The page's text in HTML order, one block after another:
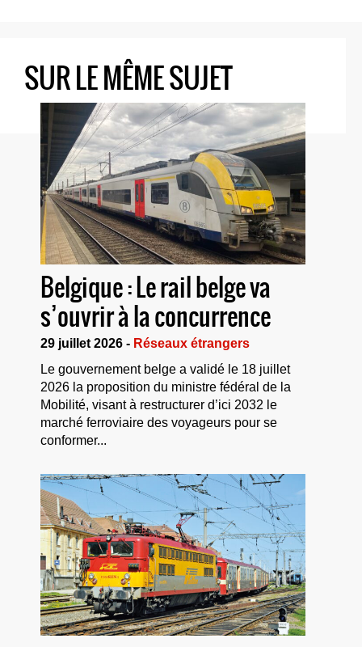
SUR LE MÊME SUJET
Belgique : Le rail belge va
s’ouvrir à la concurrence
29 juillet 2026 - Réseaux étrangers
Le gouvernement belge a validé le 18 juillet
2026 la proposition du ministre fédéral de la
Mobilité, visant à restructurer d’ici 2032 le
marché ferroviaire des voyageurs pour se
conformer...